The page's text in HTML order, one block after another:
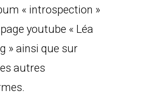
« introspection »
youtube « Léa
» ainsi que sur
autres